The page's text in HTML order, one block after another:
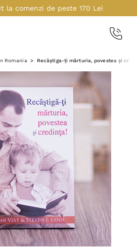
la comenzi de peste 170 Lei
Romania Recâștiga-ți mărturia, povestea și